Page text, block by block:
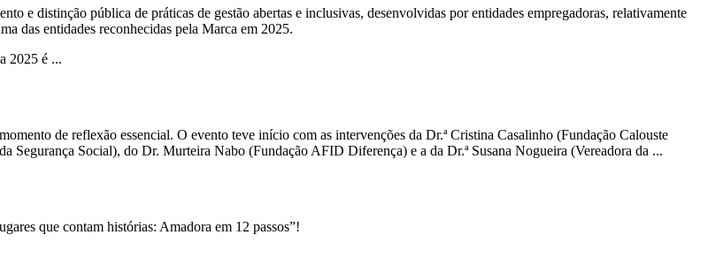
e distinção pública de práticas de gestão abertas e inclusivas, desenvolvidas por entidades empregadoras, relativamente
das entidades reconhecidas pela Marca em 2025.
2025 é ...
de reflexão essencial. O evento teve início com as intervenções da Dr.ª Cristina Casalinho (Fundação Calouste
Segurança Social), do Dr. Murteira Nabo (Fundação AFID Diferença) e a da Dr.ª Susana Nogueira (Vereadora da ...
que contam histórias: Amadora em 12 passos”!